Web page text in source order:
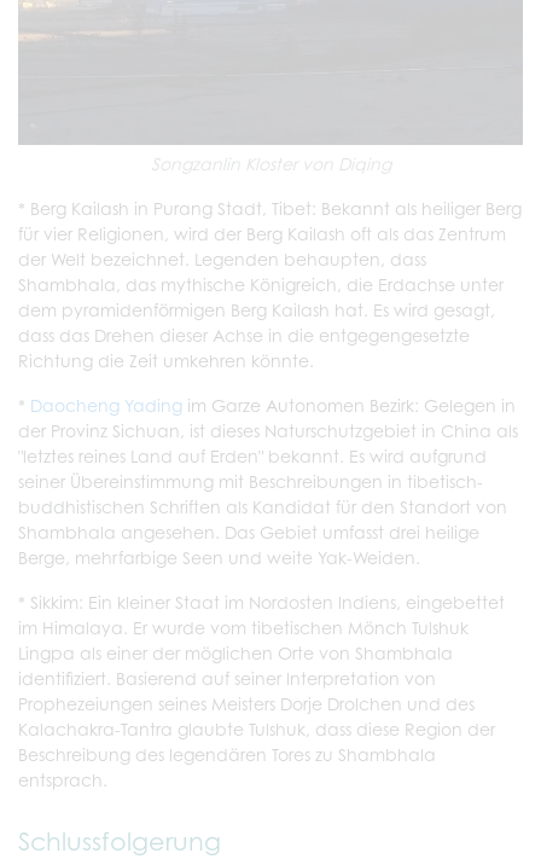
Songzanlin Kloster von Diqing
* Berg Kailash in Purang Stadt, Tibet: Bekannt als heiliger Berg
für vier Religionen, wird der Berg Kailash oft als das Zentrum
der Welt bezeichnet. Legenden behaupten, dass
Shambhala, das mythische Königreich, die Erdachse unter
dem pyramidenförmigen Berg Kailash hat. Es wird gesagt,
dass das Drehen dieser Achse in die entgegengesetzte
Richtung die Zeit umkehren könnte.
* Daocheng Yading im Garze Autonomen Bezirk: Gelegen in
der Provinz Sichuan, ist dieses Naturschutzgebiet in China als
"letztes reines Land auf Erden" bekannt. Es wird aufgrund
seiner Übereinstimmung mit Beschreibungen in tibetisch-
buddhistischen Schriften als Kandidat für den Standort von
Shambhala angesehen. Das Gebiet umfasst drei heilige
Berge, mehrfarbige Seen und weite Yak-Weiden.
* Sikkim: Ein kleiner Staat im Nordosten Indiens, eingebettet
im Himalaya. Er wurde vom tibetischen Mönch Tulshuk
Lingpa als einer der möglichen Orte von Shambhala
identifiziert. Basierend auf seiner Interpretation von
Prophezeiungen seines Meisters Dorje Drolchen und des
Kalachakra-Tantra glaubte Tulshuk, dass diese Region der
Beschreibung des legendären Tores zu Shambhala
entsprach.
Schlussfolgerung